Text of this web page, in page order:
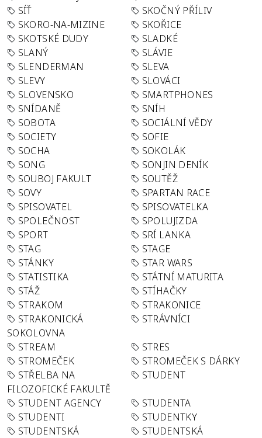
SÍŤ
SKOČNÝ PŘÍLIV
SKORO-NA-MIZINE
SKOŘICE
SKOTSKÉ DUDY
SLADKÉ
SLANÝ
SLÁVIE
SLENDERMAN
SLEVA
SLEVY
SLOVÁCI
SLOVENSKO
SMARTPHONES
SNÍDANĚ
SNÍH
SOBOTA
SOCIÁLNÍ VĚDY
SOCIETY
SOFIE
SOCHA
SOKOLÁK
SONG
SONJIN DENÍK
SOUBOJ FAKULT
SOUTĚŽ
SOVY
SPARTAN RACE
SPISOVATEL
SPISOVATELKA
SPOLEČNOST
SPOLUJIZDA
SPORT
SRÍ LANKA
STAG
STAGE
STÁNKY
STAR WARS
STATISTIKA
STÁTNÍ MATURITA
STÁŽ
STÍHAČKY
STRAKOM
STRAKONICE
STRAKONICKÁ
SOKOLOVNA
STRÁVNÍCI
STREAM
STRES
STROMEČEK
STROMEČEK S DÁRKY
STŘELBA NA
FILOZOFICKÉ FAKULTĚ
STUDENT
STUDENT AGENCY
STUDENTA
STUDENTI
STUDENTKY
STUDENTSKÁ
STUDENTSKÁ